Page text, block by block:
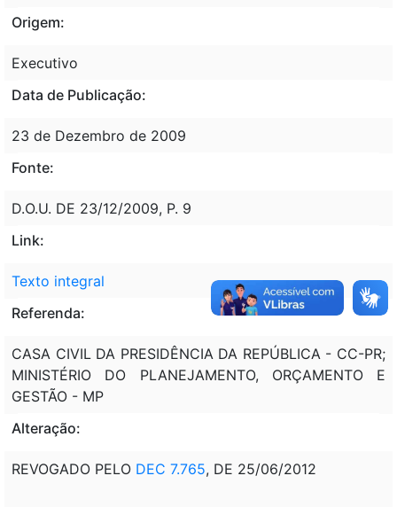
Origem:
Executivo
Data de Publicação:
23 de Dezembro de 2009
Fonte:
D.O.U. DE 23/12/2009, P. 9
Link:
Texto integral
Referenda:
CASA CIVIL DA PRESIDÊNCIA DA REPÚBLICA - CC-PR;
MINISTÉRIO DO PLANEJAMENTO, ORÇAMENTO E
GESTÃO - MP
Alteração:
REVOGADO PELO DEC 7.765, DE 25/06/2012